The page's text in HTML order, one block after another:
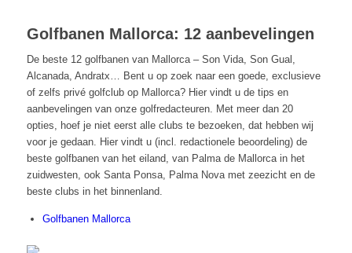
Golfbanen Mallorca: 12 aanbevelingen
De beste 12 golfbanen van Mallorca – Son Vida, Son Gual,
Alcanada, Andratx… Bent u op zoek naar een goede, exclusieve
of zelfs privé golfclub op Mallorca? Hier vindt u de tips en
aanbevelingen van onze golfredacteuren. Met meer dan 20
opties, hoef je niet eerst alle clubs te bezoeken, dat hebben wij
voor je gedaan. Hier vindt u (incl. redactionele beoordeling) de
beste golfbanen van het eiland, van Palma de Mallorca in het
zuidwesten, ook Santa Ponsa, Palma Nova met zeezicht en de
beste clubs in het binnenland.
Golfbanen Mallorca